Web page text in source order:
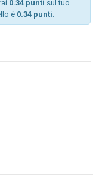
0.34 punti sul tuo
è 0.34 punti